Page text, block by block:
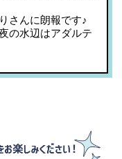
さんに朗報です♪
の水辺はアダルテ